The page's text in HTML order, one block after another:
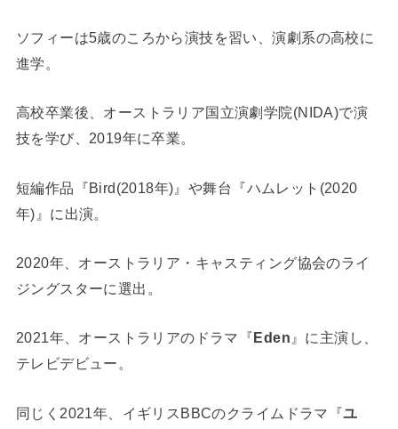
ソフィーは5歳のころから演技を習い、演劇系の高校に
進学。
高校卒業後、オーストラリア国立演劇学院(NIDA)で演
技を学び、2019年に卒業。
短編作品『Bird(2018年)』や舞台『ハムレット(2020
年)』に出演。
2020年、オーストラリア・キャスティング協会のライ
ジングスターに選出。
2021年、オーストラリアのドラマ『Eden 』に主演し、
テレビデビュー。
同じく2021年、イギリスBBCのクライムドラマ『ユ